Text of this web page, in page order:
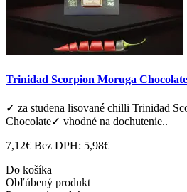
Trinidad Scorpion Moruga
✓ za studena lisované chilli Trinidad
Chocolate✓ vhodné na dochutenie..
7,12€ Bez DPH: 5,98€
Do košíka
Obľúbený produkt